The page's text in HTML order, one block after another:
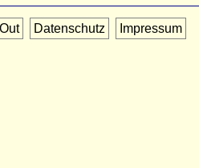
Datenschutz Impressum